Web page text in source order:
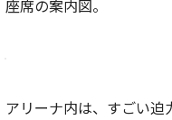
座席の案内図。
アリーナ内は、すごい迫